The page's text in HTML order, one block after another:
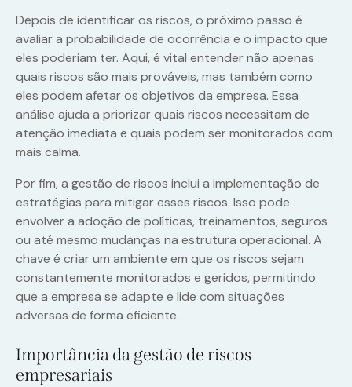
Depois de identificar os riscos, o próximo passo é
avaliar a probabilidade de ocorrência e o impacto que
eles poderiam ter. Aqui, é vital entender não apenas
quais riscos são mais prováveis, mas também como
eles podem afetar os objetivos da empresa. Essa
análise ajuda a priorizar quais riscos necessitam de
atenção imediata e quais podem ser monitorados com
mais calma.
Por fim, a gestão de riscos inclui a implementação de
estratégias para mitigar esses riscos. Isso pode
envolver a adoção de políticas, treinamentos, seguros
ou até mesmo mudanças na estrutura operacional. A
chave é criar um ambiente em que os riscos sejam
constantemente monitorados e geridos, permitindo
que a empresa se adapte e lide com situações
adversas de forma eficiente.
Importância da gestão de riscos
empresariais